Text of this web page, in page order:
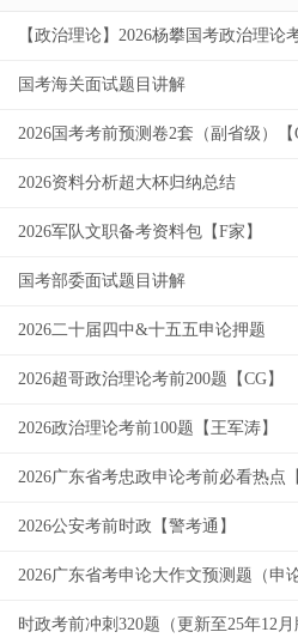
【政治理论】2026杨攀国考政治理论
国考海关面试题目讲解
2026国考考前预测卷2套（副省级）【
2026资料分析超大杯归纳总结
2026军队文职备考资料包【F家】
国考部委面试题目讲解
2026二十届四中&十五五申论押题
2026超哥政治理论考前200题【CG】
2026政治理论考前100题【王军涛】
2026广东省考忠政申论考前必看热点
2026公安考前时政【警考通】
2026广东省考申论大作文预测题（申论
时政考前冲刺320题（更新至25年12